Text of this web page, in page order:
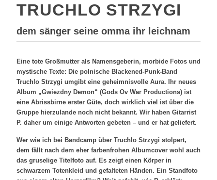
TRUCHLO STRZYGI
dem sänger seine omma ihr leichnam
Eine tote Großmutter als Namensgeberin, morbide Fotos und
mystische Texte: Die polnische Blackened-Punk-Band
Truchlo Strzygi umgibt eine geheimnisvolle Aura. Ihr neues
Album „Gwiezdny Demon“ (Gods Ov War Productions) ist
eine Abrissbirne erster Güte, doch wirklich viel ist über die
Gruppe hierzulande noch nicht bekannt. Wir haben Gitarrist
P. daher um einige Antworten gebeten – und er hat geliefert.
Wer wie ich bei Bandcamp über Truchlo Strzygi stolpert,
dem fällt nach dem eher farbenfrohen Albumcover wohl auch
das gruselige Titelfoto auf. Es zeigt einen Körper in
schwarzem Totenkleid und gefalteten Händen. Ein Standfoto